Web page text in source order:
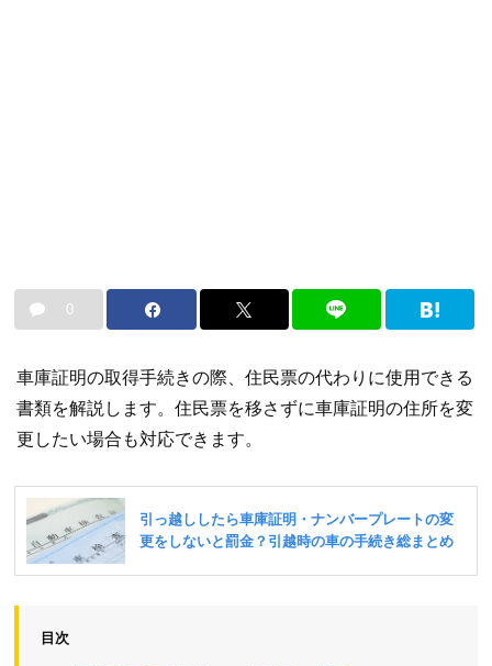
0
車庫証明の取得手続きの際、住民票の代わりに使用できる
書類を解説します。住民票を移さずに車庫証明の住所を変
更したい場合も対応できます。
目次